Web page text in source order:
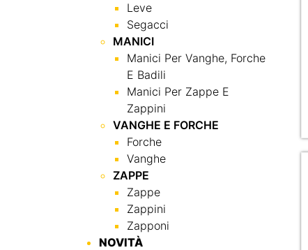
Leve
Segacci
MANICI
Manici Per Vanghe, Forche
E Badili
Manici Per Zappe E
Zappini
VANGHE E FORCHE
Forche
Vanghe
ZAPPE
Zappe
Zappini
Zapponi
NOVITÀ